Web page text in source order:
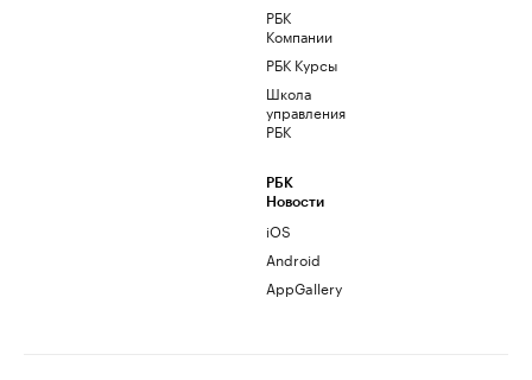
РБК
Компании
РБК Курсы
Школа
управления
РБК
РБК
Новости
iOS
Android
AppGallery